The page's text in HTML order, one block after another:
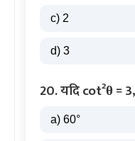
c) 2
d) 3
20. यदि cot²θ =
a) 60°